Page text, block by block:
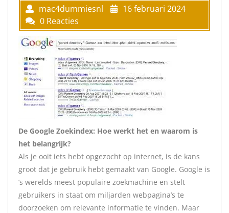
mac4dummiesnl
16 februari 2024
0 Reacties
De Google Zoekindex: Hoe werkt het en waarom is
het belangrijk?
Als je ooit iets hebt opgezocht op internet, is de kans
groot dat je gebruik hebt gemaakt van Google. Google is
’s werelds meest populaire zoekmachine en stelt
gebruikers in staat om miljarden webpagina’s te
doorzoeken om relevante informatie te vinden. Maar